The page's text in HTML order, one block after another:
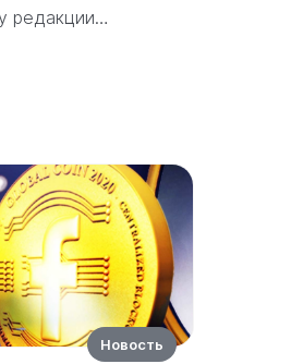
редакции…
Новость